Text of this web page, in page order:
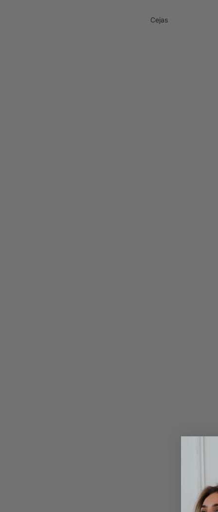
Cejas